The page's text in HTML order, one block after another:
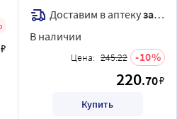
₽
Доставим в аптекузавтра
В наличии
Цена: 245.22 10
220.70₽
Купить